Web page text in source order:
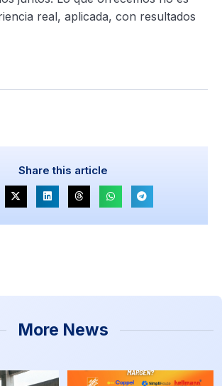
real, aplicada, con resultados
Share this article
More News